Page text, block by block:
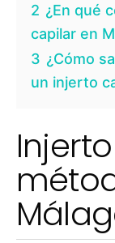
2 ¿En qué
capilar en
3 ¿Cómo
un injerto